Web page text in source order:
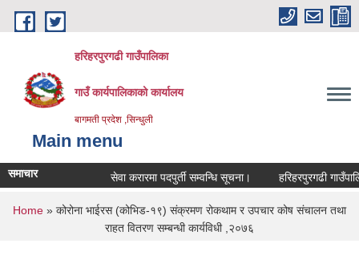
Skip to main content
हरिहरपुरगढी गाउँपालिका
गाउँ कार्यपालिकाको कार्यालय
बागमती प्रदेश ,सिन्धुली
Main menu
समाचार सेवा करारमा पदपुर्ती सम्वन्धि सूचना। हरिहरपुरगढी
You are here
Home » कोरोना भाईरस (कोभिड-१९) संक्रमण रोकथाम र उपचार कोष संचालन तथा
राहत वितरण सम्बन्धी कार्यविधी ,२०७६